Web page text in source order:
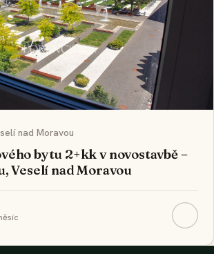
nad Moravou
bytu 2+kk v novostavbě –
Veselí nad Moravou